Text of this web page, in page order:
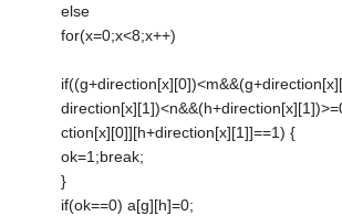
else
for(x=0;x<8;x++)
ction[x][0]][h+direction[x][1]]==1) {
ok=1;break;
}
if(ok==0) a[g][h]=0;